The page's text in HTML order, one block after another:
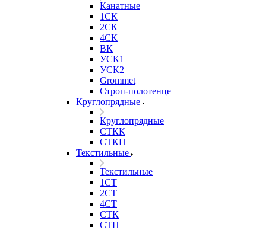
Канатные
1СК
2СК
4СК
ВК
УСК1
УСК2
Grommet
Строп-полотенце
Круглопрядные
Круглопрядные
СТКК
СТКП
Текстильные
Текстильные
1СТ
2СТ
4СТ
СТК
СТП